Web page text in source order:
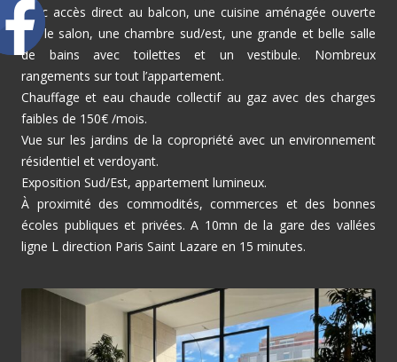
avec accès direct au balcon, une cuisine aménagée ouverte
sur le salon, une chambre sud/est, une grande et belle salle
de bains avec toilettes et un vestibule. Nombreux
rangements sur tout l’appartement.
Chauffage et eau chaude collectif au gaz avec des charges
faibles de 150€ /mois.
Vue sur les jardins de la copropriété avec un environnement
résidentiel et verdoyant.
Exposition Sud/Est, appartement lumineux.
À proximité des commodités, commerces et des bonnes
écoles publiques et privées. A 10mn de la gare des vallées
ligne L direction Paris Saint Lazare en 15 minutes.